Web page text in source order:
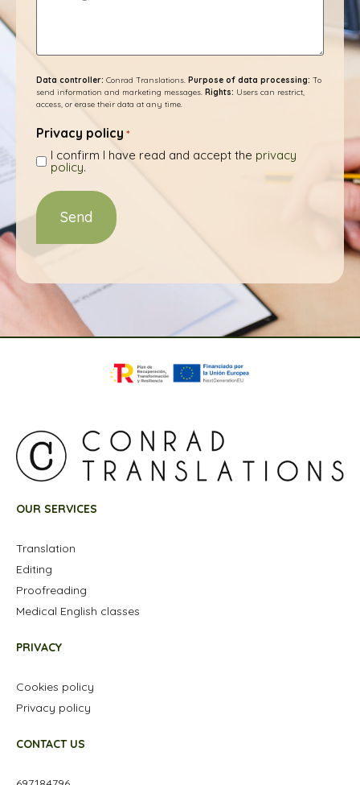
Data controller: Conrad Translations. Purpose of data processing: To
send information and marketing messages. Rights: Users can restrict,
access, or erase their data at any time.
Privacy policy *
I confirm I have read and accept the privacy
policy.
OUR SERVICES
Translation
Editing
Proofreading
Medical English classes
PRIVACY
Cookies policy
Privacy policy
CONTACT US